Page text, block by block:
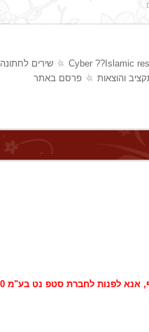
Cyber ??Islamic שירים לחתונה
והוצאות פרסם באתר
לפנות לחברת סטפ נט בע"מ 077-7909600